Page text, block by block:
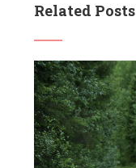
Related Posts